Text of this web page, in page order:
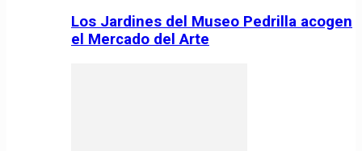
Los Jardines del Museo Pedrilla acogen
el Mercado del Arte